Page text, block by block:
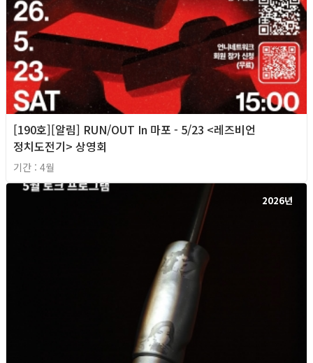
[190호][알림] RUN/OUT In 마포 - 5/23 <레즈비언
정치도전기> 상영회
기간 : 4월
2026년